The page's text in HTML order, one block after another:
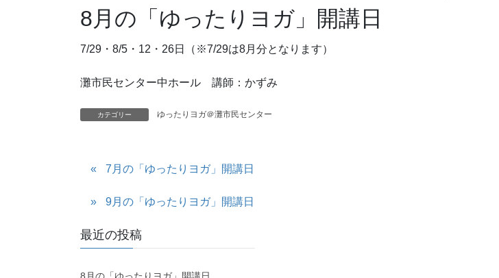
8月の「ゆったりヨガ」開講日
7/29・8/5・12・26日（※7/29は8月分となります）
灘市民センター中ホール 講師：かずみ
カテゴリー ゆったりヨガ＠灘市民センター
7月の「ゆったりヨガ」開講日
9月の「ゆったりヨガ」開講日
最近の投稿
8月の「ゆったりヨガ」開講日